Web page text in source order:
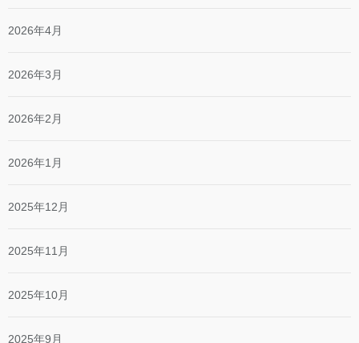
2026年4月
2026年3月
2026年2月
2026年1月
2025年12月
2025年11月
2025年10月
2025年9月